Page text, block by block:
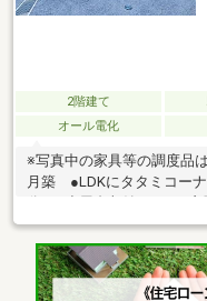
2階建て
オール電化
※写真中の家具等の調度品
月築 ●LDKにタタミコー
央店まで徒歩３分 ●令和
２台可能（駐車台数は車
置き場の面積が含まれて
公営水道、汚水-本下水、